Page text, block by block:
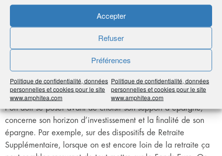
Accepter
Refuser
Préférences
Politique de confidentialité, données
personnelles et cookies pour le site
www.amphitea.com
Politique de confidentialité, données
personnelles et cookies pour le site
www.amphitea.com
d’infrastructures, des Entreprises de taille intermédiaire (ETI),
qui ont une forte utilité sociale, même si ces actifs sont peu
liquides.
En résumé, investir dans l’actif général, c’est gérer son
épargne en bon père de famille ?
On peut dire ça, oui ! Mais redisons-le, en matière d’actif
général ou d’unités de comptes, la première question que
l’on doit se poser avant de choisir son support d’épargne,
concerne son horizon d’investissement et la finalité de son
épargne. Par exemple, sur des dispositifs de Retraite
Supplémentaire, lorsque on est encore loin de la retraite ça